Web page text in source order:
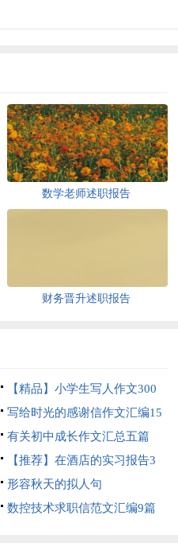
数学老师述职报告
财务晋升述职报告
【精品】小学生写人作文300
字合集六篇
写给时光的感谢信作文汇编15
篇有关初中成长作文汇总五篇
【推荐】在酒店的实习报告3
篇形容秋天的拟人句
数控技术求职信范文汇编9篇